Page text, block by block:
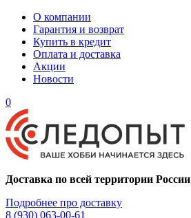
О компании
Гарантия и возврат
Купить в кредит
Оплата и доставка
Акции
Новости
0
Доставка по всей территории России
Подробнее про доставку
8 (930) 063-00-61